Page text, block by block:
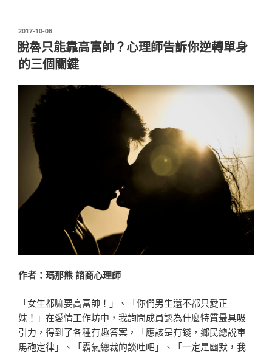
的
關
鍵
要
結〉
發
佈
於
2017-10-06
脫魯只能靠高富帥？心理師告訴你逆轉單身
的三個關鍵
作者：瑪那熊 諮商心理師
「女生都嘛要高富帥！」、「你們男生還不都只愛正
妹！」在愛情工作坊中，我詢問成員認為什麼特質最具吸
引力，得到了各種有趣答案，「應該是有錢，鄉民總說車
馬砲定律」、「霸氣總裁的談吐吧」、「一定是幽默，我